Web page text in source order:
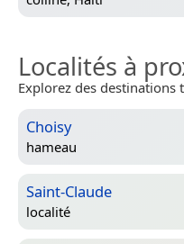
Localités à
Explorez des destinations
Choisy
hameau
Saint-Claude
localité